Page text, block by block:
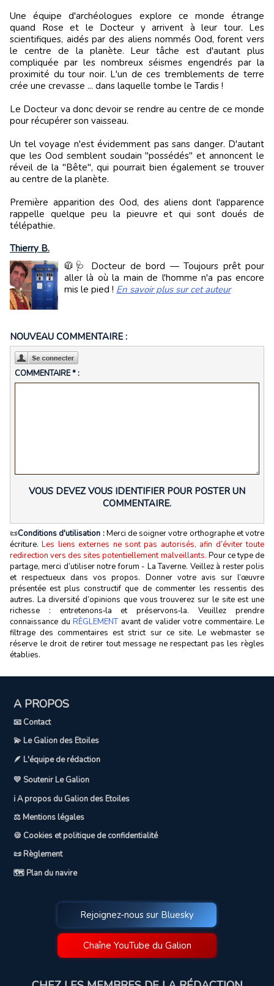
Une équipe d'archéologues explore ce monde étrange
quand Rose et le Docteur y arrivent à leur tour. Les
scientifiques, aidés par des aliens nommés Ood, forent vers
le centre de la planète. Leur tâche est d'autant plus
compliquée par les nombreux séismes engendrés par la
proximité du tour noir. L'un de ces tremblements de terre
crée une crevasse ... dans laquelle tombe le Tardis !
Le Docteur va donc devoir se rendre au centre de ce monde
pour récupérer son vaisseau.
Un tel voyage n'est évidemment pas sans danger. D'autant
que les Ood semblent soudain "possédés" et annoncent le
réveil de la "Bête", qui pourrait bien également se trouver
au centre de la planète.
Première apparition des Ood, des aliens dont l'apparence
rappelle quelque peu la pieuvre et qui sont doués de
télépathie.
Thierry B.
🧥🩺 Docteur de bord — Toujours prêt pour
aller là où la main de l'homme n'a pas encore
mis le pied ! En savoir plus sur cet auteur
NOUVEAU COMMENTAIRE :
COMMENTAIRE * :
VOUS DEVEZ VOUS IDENTIFIER POUR POSTER UN
COMMENTAIRE.
📜Conditions d'utilisation :Merci de soigner votre orthographe et votre
écriture.Les liens externes ne sont pas autorisés, afin d’éviter toute
redirection vers des sites potentiellement malveillants. Pour ce type de
partage, merci d’utiliser notre forum - La Taverne. Veillez à rester polis
et respectueux dans vos propos. Donner votre avis sur l’œuvre
présentée est plus constructif que de commenter les ressentis des
autres. La diversité d’opinions que vous trouverez sur le site est une
richesse : entretenons‑la et préservons‑la. Veuillez prendre
connaissance du RÈGLEMENTavant de valider votre commentaire. Le
filtrage des commentaires est strict sur ce site. Le webmaster se
réserve le droit de retirer tout message ne respectant pas les règles
établies.
A PROPOS
📧 Contact
💫 Le Galion des Etoiles
🪶 L'équipe de rédaction
💛 Soutenir Le Galion
ℹ️ A propos du Galion des Etoiles
⚖️ Mentions légales
🍪 Cookies et politique de confidentialité
📜 Règlement
🗺️ Plan du navire
Rejoignez-nous sur Bluesky
Chaîne YouTube du Galion